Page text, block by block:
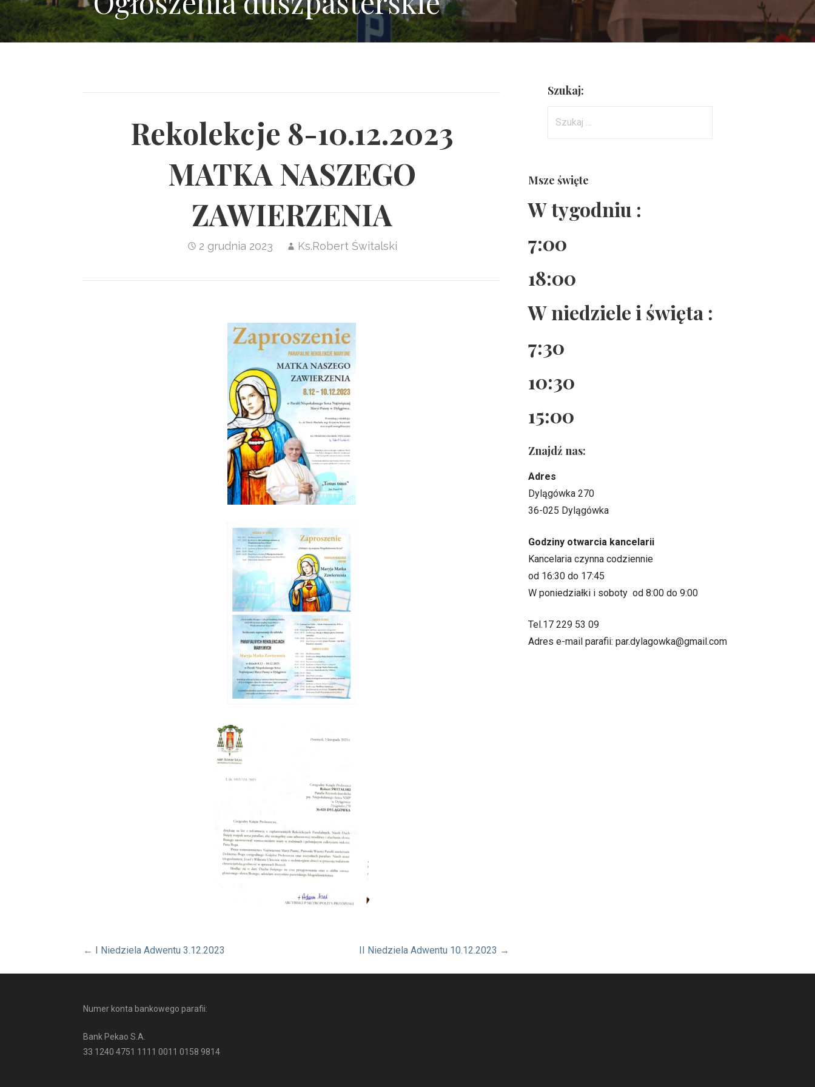
Rekolekcje 8-10.12.2023
MATKA NASZEGO
ZAWIERZENIA
2 grudnia 2023 Ks.Robert Świtalski
Nawigacja
wpisu
← I Niedziela Adwentu 3.12.2023 II Niedziela Adwentu 10.12.2023 →
Szukaj:
Msze święte
W tygodniu :
7:00
18:00
W niedziele i święta :
7:30
10:30
15:00
Znajdź nas:
Adres
Dylągówka 270
36-025 Dylągówka
Godziny otwarcia kancelarii
Kancelaria czynna codziennie
od 16:30 do 17:45
W poniedziałki i soboty od 8:00 do 9:00
Tel.17 229 53 09
Adres e-mail parafii: par.dylagowka@gmail.com
Numer konta bankowego parafii:
Bank Pekao S.A.
33 1240 4751 1111 0011 0158 9814